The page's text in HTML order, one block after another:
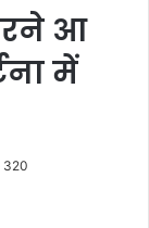
आ
में
320